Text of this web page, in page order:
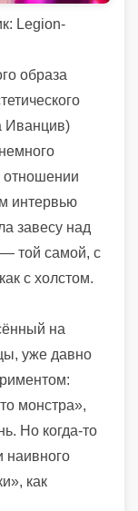
Legion-
образа
Иванцив)
отношении
интервью
завесу над
— той самой, с
с холстом.
на
уже давно
монстра»,
Но когда-то
наивного
как